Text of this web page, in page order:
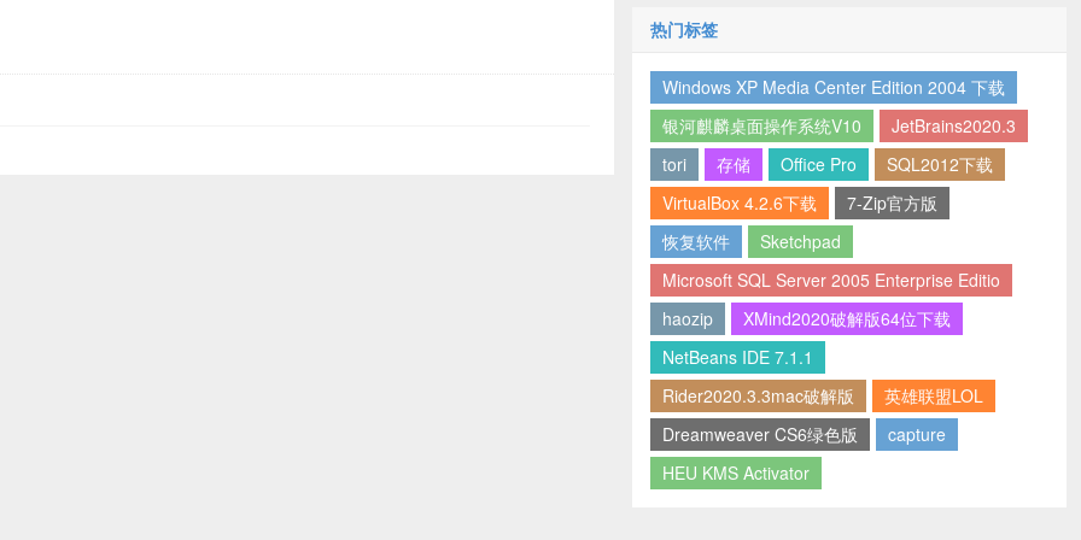
热门标签
Windows XP Media Center Edition 2004 下载
银河麒麟桌面操作系统V10
JetBrains2020.3
tori
存储 Office Pro
SQL2012下载
VirtualBox 4.2.6下载
7-Zip官方版
恢复软件
Sketchpad
Microsoft SQL Server 2005 Enterprise Editio
haozip
XMind2020破解版64位下载
NetBeans IDE 7.1.1
Rider2020.3.3mac破解版
英雄联盟LOL
Dreamweaver CS6绿色版
capture
HEU KMS Activator